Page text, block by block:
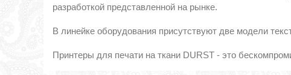
разработкой представленной на рынке.
В линейке оборудования присутствуют две модели
Принтеры для печати на ткани DURST - это